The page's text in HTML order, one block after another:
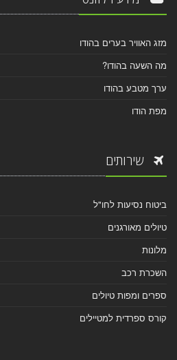
מזג האוויר בערים בהודו
מה השעה בהודו?
ערך מטבע בהודו
מפת הודו
שירותים
ביטוח נסיעות לחו"ל
טיולים מאורגנים
מלונות
השכרת רכב
ספרים ומפות טיולים
קורס ספרדית למטיילים